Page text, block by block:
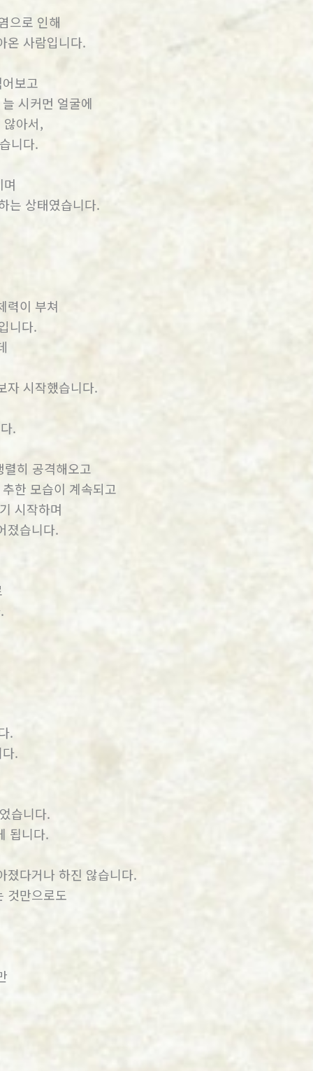
으로 인해
온 사람입니다.
보고
시커먼 얼굴에
아서,
니다.
는 상태였습니다.
력이 부쳐
니다.
자 시작했습니다.
.
히 공격해오고
한 모습이 계속되고
시작하며
졌습니다.
.
.
습니다.
됩니다.
졌다거나 하진 않습니다.
것만으로도